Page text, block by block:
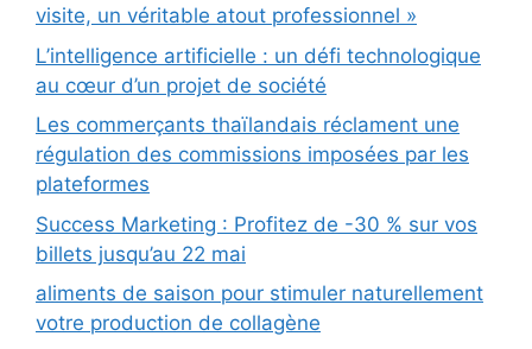
visite, un véritable atout professionnel »
L’intelligence artificielle : un défi technologique
au cœur d’un projet de société
Les commerçants thaïlandais réclament une
régulation des commissions imposées par les
plateformes
Success Marketing : Profitez de -30 % sur vos
billets jusqu’au 22 mai
aliments de saison pour stimuler naturellement
votre production de collagène